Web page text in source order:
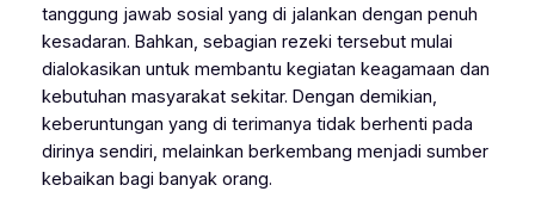
tanggung jawab sosial yang di jalankan dengan penuh
kesadaran. Bahkan, sebagian rezeki tersebut mulai
dialokasikan untuk membantu kegiatan keagamaan dan
kebutuhan masyarakat sekitar. Dengan demikian,
keberuntungan yang di terimanya tidak berhenti pada
dirinya sendiri, melainkan berkembang menjadi sumber
kebaikan bagi banyak orang.